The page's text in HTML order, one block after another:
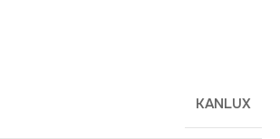
KANLUX